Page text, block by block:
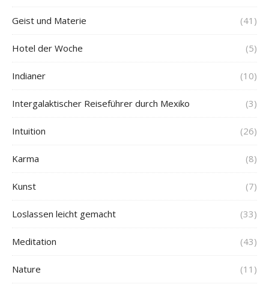
Geist und Materie (41)
Hotel der Woche (5)
Indianer (10)
Intergalaktischer Reiseführer durch Mexiko (3)
Intuition (26)
Karma (8)
Kunst (7)
Loslassen leicht gemacht (33)
Meditation (43)
Nature (11)